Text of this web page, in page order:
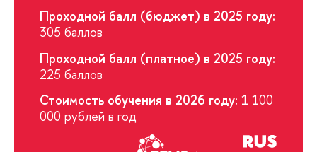
Проходной балл (бюджет) в 2025 году:
305 баллов
Проходной балл (платное) в 2025 году:
225 баллов
Стоимость обучения в 2026 году: 1 100
000 рублей в год